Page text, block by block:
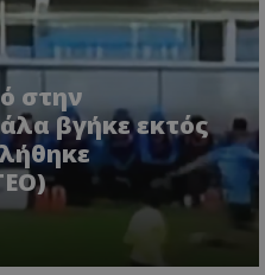
στην
βγήκε εκτός